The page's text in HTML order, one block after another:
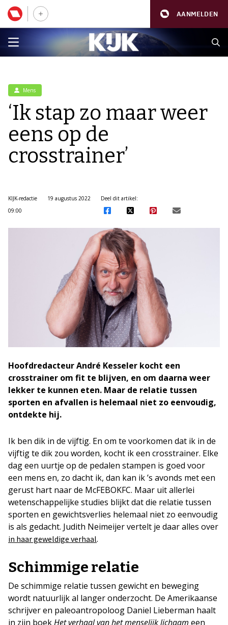
AANMELDEN
Mens
‘Ik stap zo maar weer
eens op de
crosstrainer’
KIJK-redactie
19 augustus 2022
09:00
Deel dit artikel:
Hoofdredacteur André Kesseler kocht een
crosstrainer om fit te blijven, en om daarna weer
lekker te kunnen eten. Maar de relatie tussen
sporten en afvallen is helemaal niet zo eenvoudig,
ontdekte hij.
Ik ben dik in de vijftig. En om te voorkomen dat ik in de
vijftig te dik zou worden, kocht ik een crosstrainer. Elke
dag een uurtje op de pedalen stampen is goed voor
een mens en, zo dacht ik, dan kan ik ’s avonds met een
gerust hart naar de McFEBOKFC. Maar uit allerlei
wetenschappelijke studies blijkt dat die relatie tussen
sporten en gewichtsverlies helemaal niet zo eenvoudig
is als gedacht. Judith Neimeijer vertelt je daar alles over
in haar geweldige verhaal.
Schimmige relatie
De schimmige relatie tussen gewicht en beweging
wordt natuurlijk al langer onderzocht. De Amerikaanse
schrijver en paleoantropoloog Daniel Lieberman haalt
in zijn boekHet verhaal van het menselijk lichaam een